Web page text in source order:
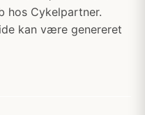
hos Cykelpartner.
kan være genereret